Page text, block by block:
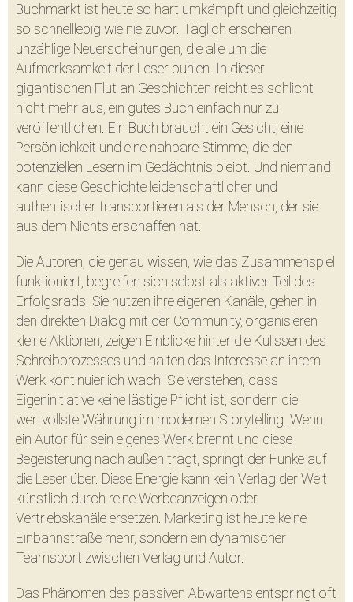
Buchmarkt ist heute so hart umkämpft und gleichzeitig
so schnelllebig wie nie zuvor. Täglich erscheinen
unzählige Neuerscheinungen, die alle um die
Aufmerksamkeit der Leser buhlen. In dieser
gigantischen Flut an Geschichten reicht es schlicht
nicht mehr aus, ein gutes Buch einfach nur zu
veröffentlichen. Ein Buch braucht ein Gesicht, eine
Persönlichkeit und eine nahbare Stimme, die den
potenziellen Lesern im Gedächtnis bleibt. Und niemand
kann diese Geschichte leidenschaftlicher und
authentischer transportieren als der Mensch, der sie
aus dem Nichts erschaffen hat.
Die Autoren, die genau wissen, wie das Zusammenspiel
funktioniert, begreifen sich selbst als aktiver Teil des
Erfolgsrads. Sie nutzen ihre eigenen Kanäle, gehen in
den direkten Dialog mit der Community, organisieren
kleine Aktionen, zeigen Einblicke hinter die Kulissen des
Schreibprozesses und halten das Interesse an ihrem
Werk kontinuierlich wach. Sie verstehen, dass
Eigeninitiative keine lästige Pflicht ist, sondern die
wertvollste Währung im modernen Storytelling. Wenn
ein Autor für sein eigenes Werk brennt und diese
Begeisterung nach außen trägt, springt der Funke auf
die Leser über. Diese Energie kann kein Verlag der Welt
künstlich durch reine Werbeanzeigen oder
Vertriebskanäle ersetzen. Marketing ist heute keine
Einbahnstraße mehr, sondern ein dynamischer
Teamsport zwischen Verlag und Autor.
Das Phänomen des passiven Abwartens entspringt oft